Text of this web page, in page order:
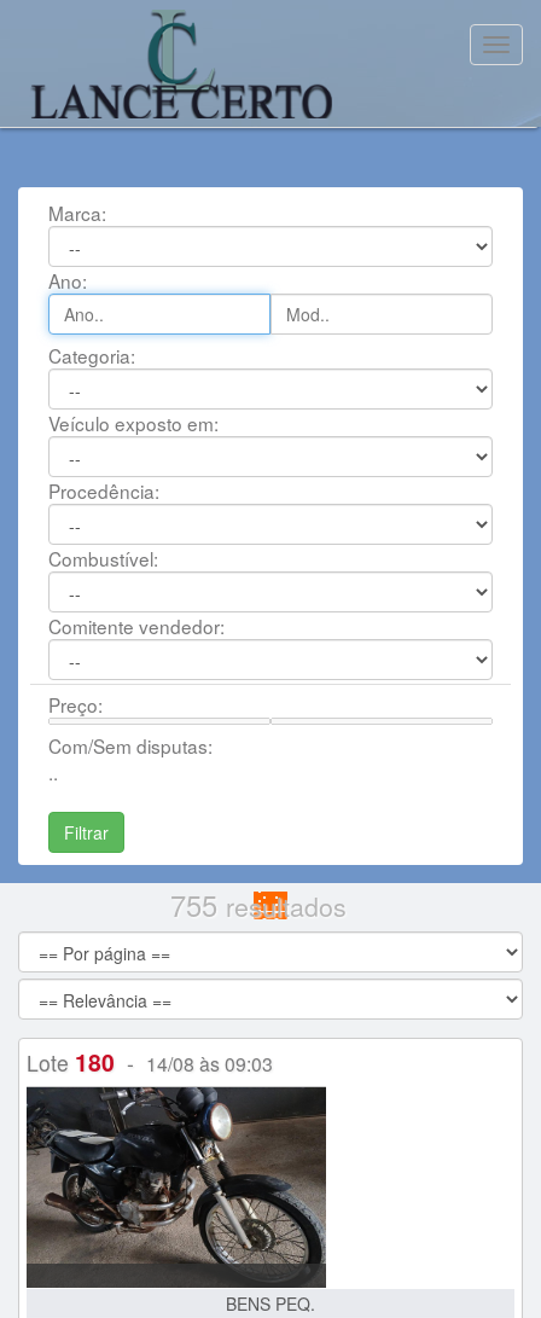
Marca:
Ano:
Categoria:
Veículo exposto em:
Procedência:
Combustível:
Comitente vendedor:
Preço:
Com/Sem disputas:
..
755 resultados
Lote 180 - 14/08 às 09:03
BENS PEQ.